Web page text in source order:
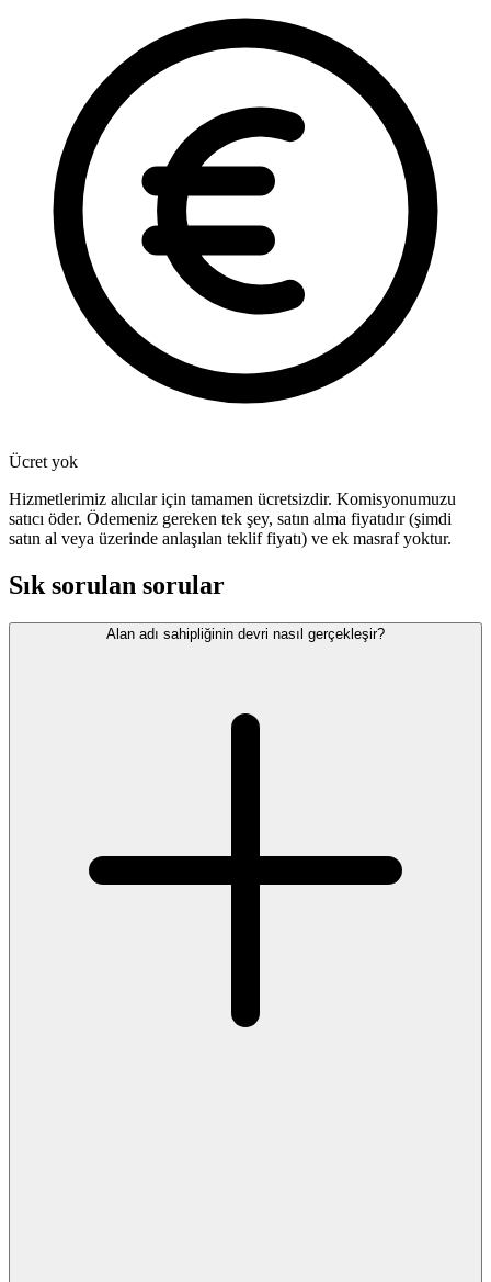
Ücret yok
Hizmetlerimiz alıcılar için tamamen ücretsizdir. Komisyonumuzu
satıcı öder. Ödemeniz gereken tek şey, satın alma fiyatıdır (şimdi
satın al veya üzerinde anlaşılan teklif fiyatı) ve ek masraf yoktur.
Sık sorulan sorular
Alan adı sahipliğinin devri nasıl gerçekleşir?